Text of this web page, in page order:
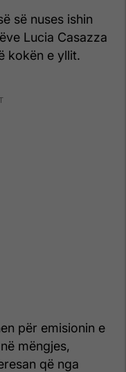
së nuses ishin
Lucia Casazza
kokën e yllit.
për emisionin e
mëngjes,
që nga